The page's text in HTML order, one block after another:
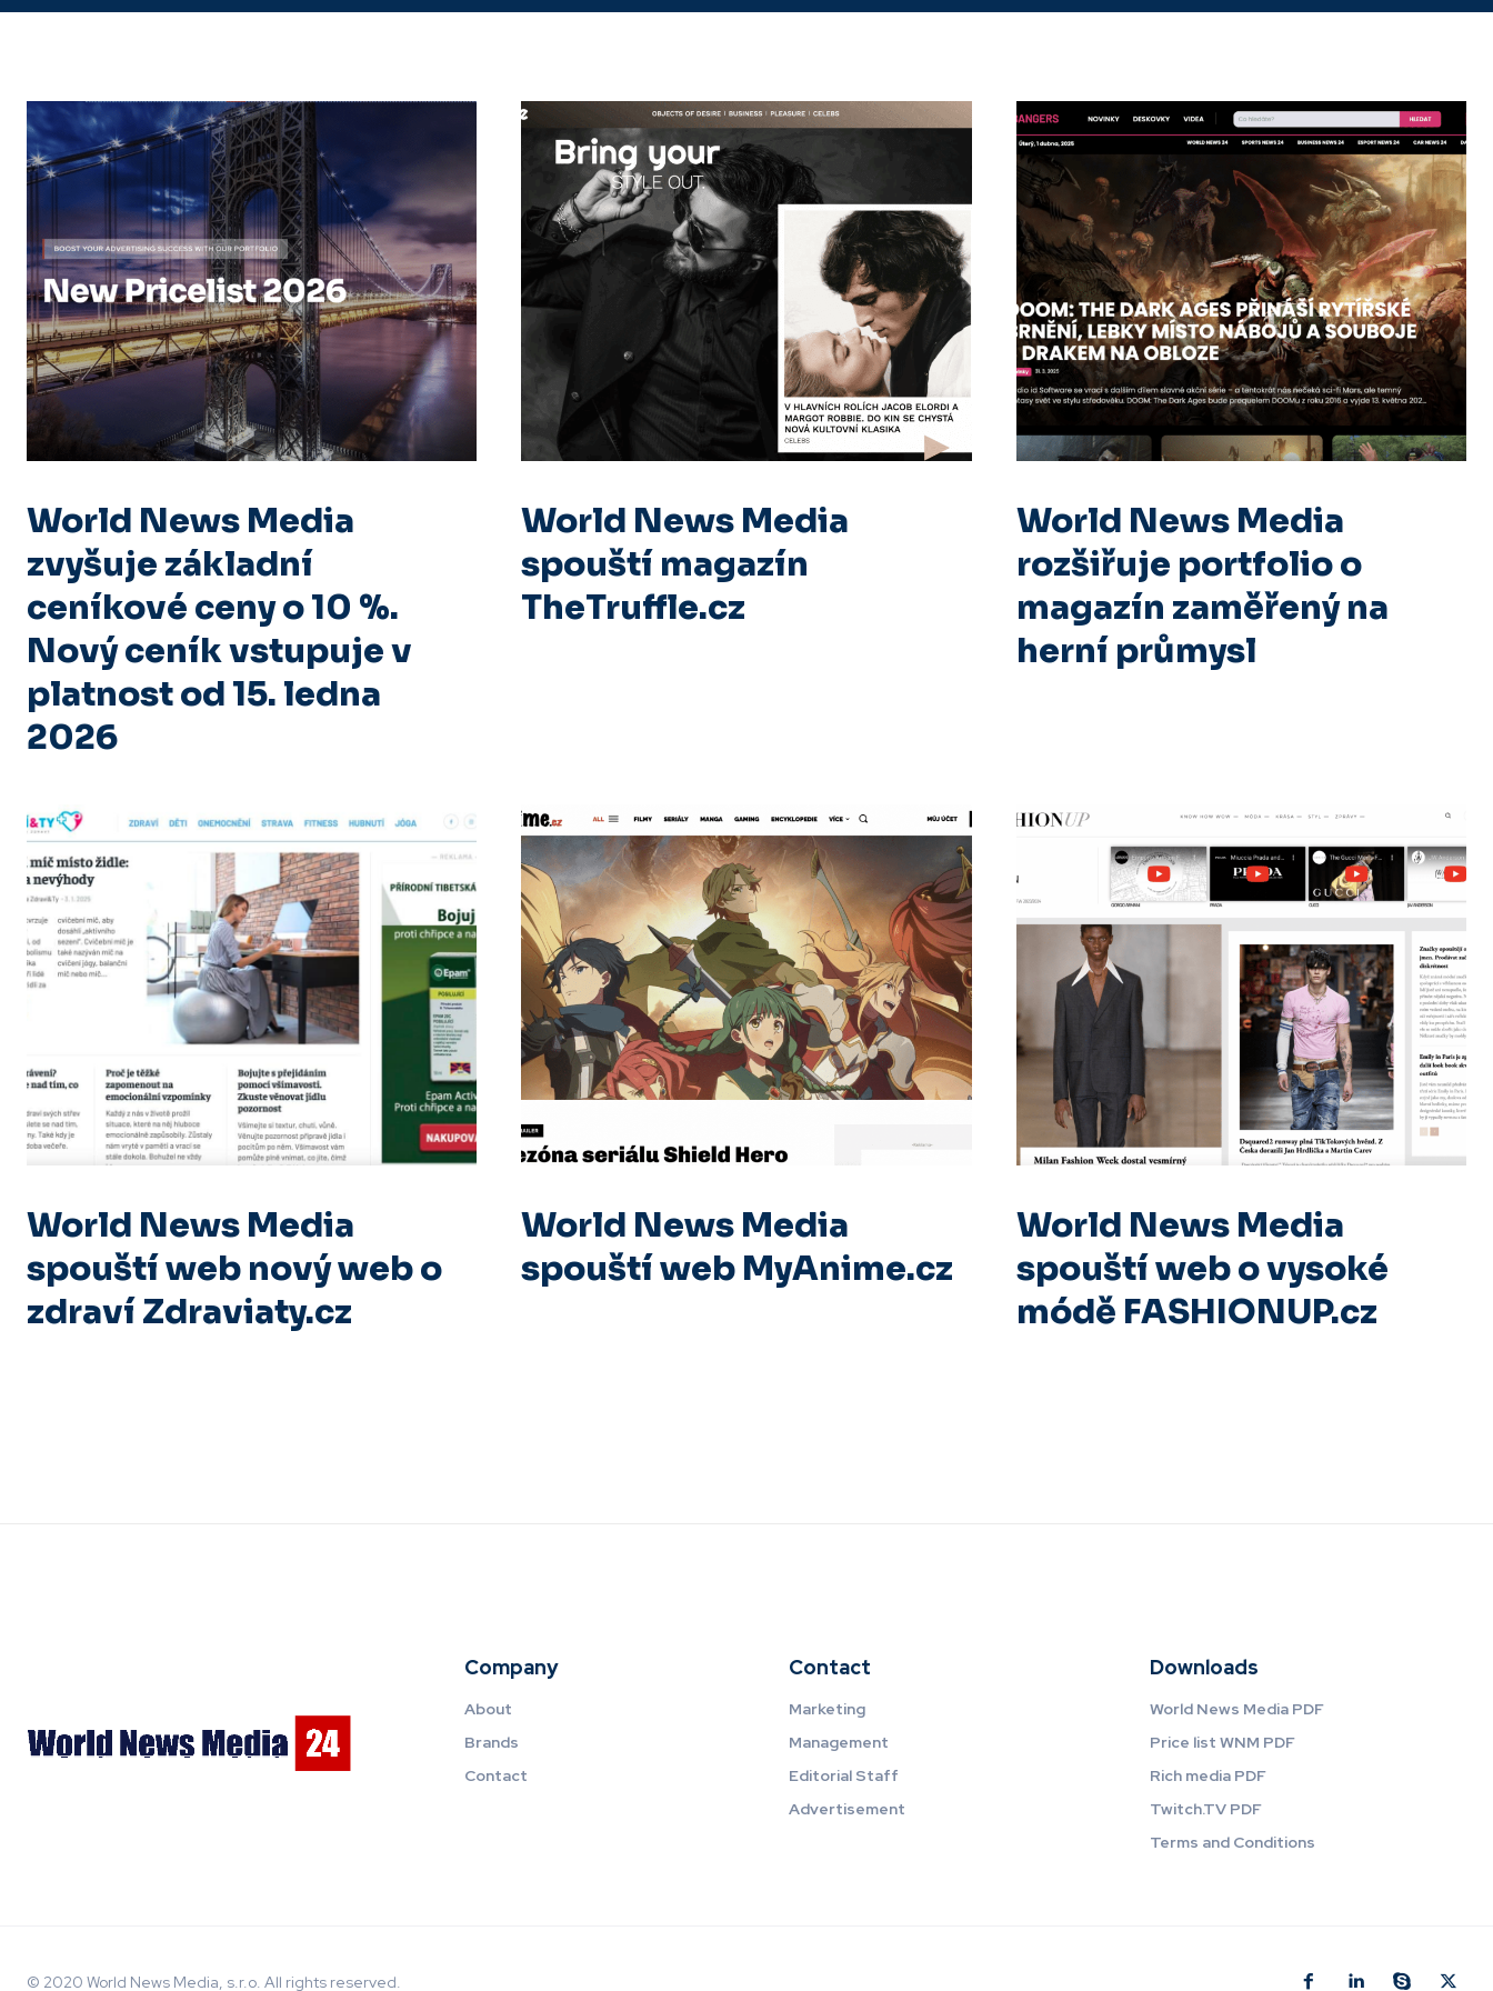
World News Media
zvyšuje základní
ceníkové ceny o 10 %.
Nový ceník vstupuje v
platnost od 15. ledna
2026
World News Media
spouští magazín
TheTruffle.cz
World News Media
rozšiřuje portfolio o
magazín zaměřený na
herní průmysl
World News Media
spouští web nový web o
zdraví Zdraviaty.cz
World News Media
spouští web MyAnime.cz
World News Media
spouští web o vysoké
módě FASHIONUP.cz
Company
About
Brands
Contact
Contact
Marketing
Management
Editorial Staff
Advertisement
Downloads
World News Media PDF
Price list WNM PDF
Rich media PDF
Twitch.TV PDF
Terms and Conditions
© 2020 World News Media, s.r.o. All rights reserved.